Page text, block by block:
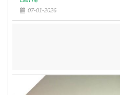
07-01-2026